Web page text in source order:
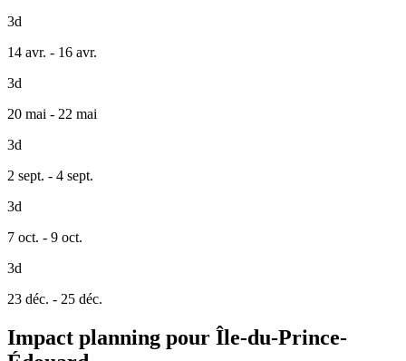
3d
14 avr. - 16 avr.
3d
20 mai - 22 mai
3d
2 sept. - 4 sept.
3d
7 oct. - 9 oct.
3d
23 déc. - 25 déc.
Impact planning pour Île-du-Prince-